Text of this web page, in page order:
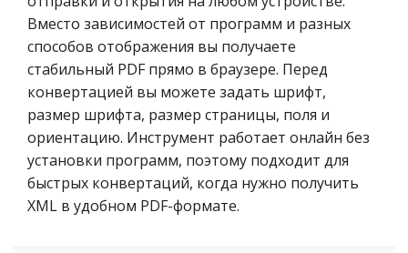
Вместо зависимостей от программ и разных
способов отображения вы получаете
стабильный PDF прямо в браузере. Перед
конвертацией вы можете задать шрифт,
размер шрифта, размер страницы, поля и
ориентацию. Инструмент работает онлайн без
установки программ, поэтому подходит для
быстрых конвертаций, когда нужно получить
XML в удобном PDF-формате.